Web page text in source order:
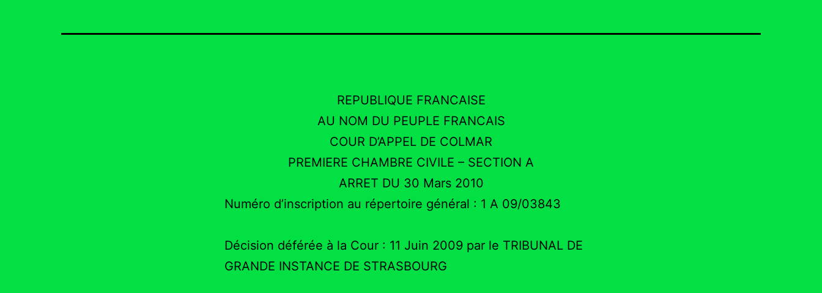
REPUBLIQUE FRANCAISE
AU NOM DU PEUPLE FRANCAIS
COUR D’APPEL DE COLMAR
PREMIERE CHAMBRE CIVILE – SECTION A
ARRET DU 30 Mars 2010
Numéro d’inscription au répertoire général : 1 A 09/03843
Décision déférée à la Cour : 11 Juin 2009 par le TRIBUNAL DE
GRANDE INSTANCE DE STRASBOURG